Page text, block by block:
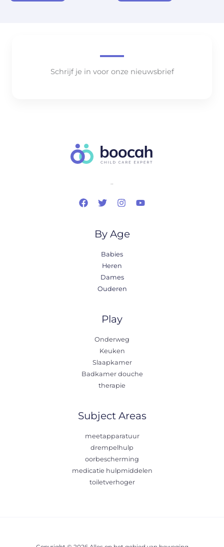
Schrijf je in voor onze nieuwsbrief
..
By Age
Babies
Heren
Dames
Ouderen
Play
Onderweg
Keuken
Slaapkamer
Badkamer douche
therapie
Subject Areas
meetapparatuur
drempelhulp
oorbescherming
medicatie hulpmiddelen
toiletverhoger